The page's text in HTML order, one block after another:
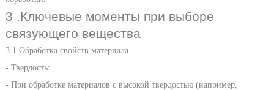
3 .Ключевые моменты при выборе
связующего вещества
3.1 Обработка свойств материала
- Твердость:
- При обработке материалов с высокой твердостью (например,